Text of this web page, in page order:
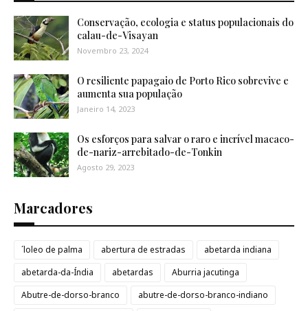
Conservação, ecologia e status populacionais do
calau-de-Visayan
Novembro 23, 2024
O resiliente papagaio de Porto Rico sobrevive e
aumenta sua população
Janeiro 14, 2023
Os esforços para salvar o raro e incrível macaco-
de-nariz-arrebitado-de-Tonkin
Agosto 29, 2023
Marcadores
´loleo de palma abertura de estradas
abetarda indiana
abetarda-da-Índia
abetardas
Aburria jacutinga
Abutre-de-dorso-branco
abutre-de-dorso-branco-indiano